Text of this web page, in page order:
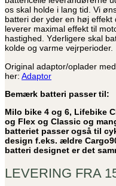
os skal holde i lang tid. Vi
batteri der yder en høj
leverer maximal effekt til
hastighed. Yderligere skal
kolde og varme vejrperioder.
Original adaptor/oplader
her: Adaptor
Bemærk batteri passer til:
Milo bike 4 og 6, Lifebike
og Flex og Classic og
batteriet passer også til
design f.eks. ældre
batteri designet er det
LEVERING FRA